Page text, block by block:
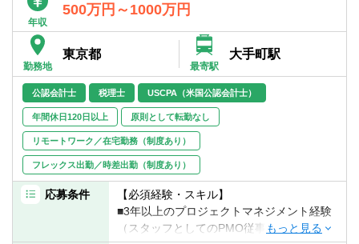
■BCP（ユーザ）の作成
■プロジェクト計画やスケジュールの策定、
進捗管理・課題管理、システム部門やベン
ダーとの各種調整、各種会議運営
■システムのグランドデザイン、システムア
ーキテクト
テナビリティ関連開示策定、戦略策定）
・内部統制構築（J-SOX、US-SOX対応な
・サステナビリティ関連業務（※）
※基準・フレームワーク、その他規制に基づ
く業務をされてきた方
【歓迎経験・スキル】
■プロジェクトマネジメント経験
■プロフェッショナルファームにおける勤務
経験
■サステナビリティ領域に関する知見（生物
多様性、人権、気候変動、サーキュラーエ
コノミー、サステナビリティ金融等）
■統合報告書高度化支援
【本ポジションの魅力】
■比較的新しい業務分野であるため、この領
域での第一人者を目指すことができる。
■近年注目を集めているサステナビリティを
はじめとした非財務情報の開示及び保証に
関する専門性を身につけることができる。
■クライアントの新規規制への開示対応や関
連する内部統制構築について、アドバイザ
リーとしてDay0から関与することができ
る。
■サステナビリティ関連部門だけではなく、
企画部門や経理・財務部門等を巻き込んだ
年収
500万円～1000万円
勤務地
東京都
最寄駅
大手町駅
公認会計士 税理士 USCPA（米国公認会計士）
年間休日120日以上 原則として転勤なし
リモートワーク／在宅勤務（制度あり）
フレックス出勤／時差出勤（制度あり）
応募条件
【必須経験・スキル】
■3年以上のプロジェクトマネジメント経験
（スタッフとしてのPMO従事も含む）